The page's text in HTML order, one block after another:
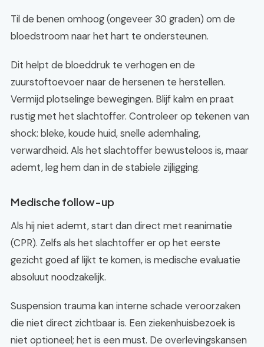
Til de benen omhoog (ongeveer 30 graden) om de
bloedstroom naar het hart te ondersteunen.
Dit helpt de bloeddruk te verhogen en de
zuurstoftoevoer naar de hersenen te herstellen.
Vermijd plotselinge bewegingen. Blijf kalm en praat
rustig met het slachtoffer. Controleer op tekenen van
shock: bleke, koude huid, snelle ademhaling,
verwardheid. Als het slachtoffer bewusteloos is, maar
ademt, leg hem dan in de stabiele zijligging.
Medische follow-up
Als hij niet ademt, start dan direct met reanimatie
(CPR). Zelfs als het slachtoffer er op het eerste
gezicht goed af lijkt te komen, is medische evaluatie
absoluut noodzakelijk.
Suspension trauma kan interne schade veroorzaken
die niet direct zichtbaar is. Een ziekenhuisbezoek is
niet optioneel; het is een must. De overlevingskansen